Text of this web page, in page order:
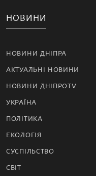
НОВИНИ
НОВИНИ ДНІПРА
АКТУАЛЬНІ НОВИНИ
НОВИНИ ДНІПРОTV
УКРАЇНА
ПОЛІТИКА
ЕКОЛОГІЯ
СУСПІЛЬСТВО
СВІТ